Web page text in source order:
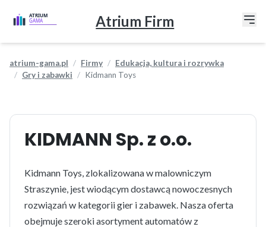
Atrium Firm
atrium-gama.pl Firmy
Edukacja, kultura i rozrywka
Gry i zabawki
Kidmann Toys
KIDMANN Sp. z o.o.
Kidmann Toys, zlokalizowana w malowniczym
Straszynie, jest wiodącym dostawcą nowoczesnych
rozwiązań w kategorii gier i zabawek. Nasza oferta
obejmuje szeroki asortyment automatów z